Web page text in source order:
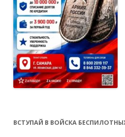
ВСТУПАЙ В ВОЙСКА